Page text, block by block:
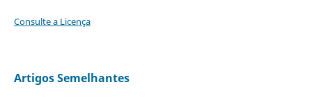
Consulte a Licença
Artigos Semelhantes